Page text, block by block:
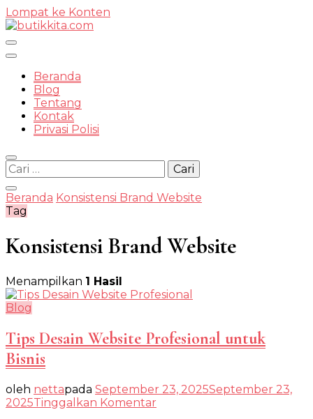
Lompat ke Konten
Beranda
Blog
Tentang
Kontak
Privasi Polisi
Cari
untuk:
Beranda Konsistensi Brand Website
Tag
Konsistensi Brand Website
Menampilkan 1 Hasil
Blog
Tips Desain Website Profesional untuk
Bisnis
oleh nettapada September 23, 2025September 23,
2025Tinggalkan Komentar